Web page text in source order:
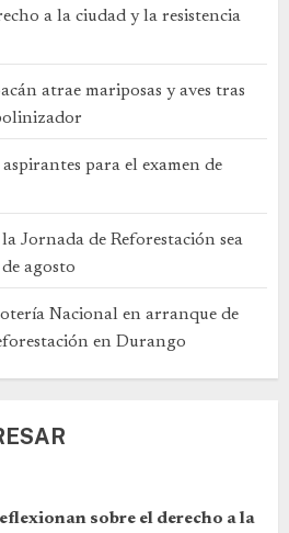
a la ciudad y la resistencia
atrae mariposas y aves tras
para el examen de
Jornada de Reforestación sea
agosto
Nacional en arranque de
en Durango
sobre el derecho a la